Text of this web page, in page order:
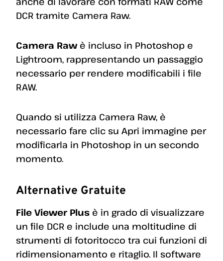
DCR tramite Camera Raw.
Camera Raw è incluso in Photoshop e
Lightroom, rappresentando un passaggio
necessario per rendere modificabili i file
RAW.
Quando si utilizza Camera Raw, è
necessario fare clic su Apri immagine per
modificarla in Photoshop in un secondo
momento.
Alternative Gratuite
File Viewer Plus è in grado di visualizzare
un file DCR e include una moltitudine di
strumenti di fotoritocco tra cui funzioni di
ridimensionamento e ritaglio. Il software